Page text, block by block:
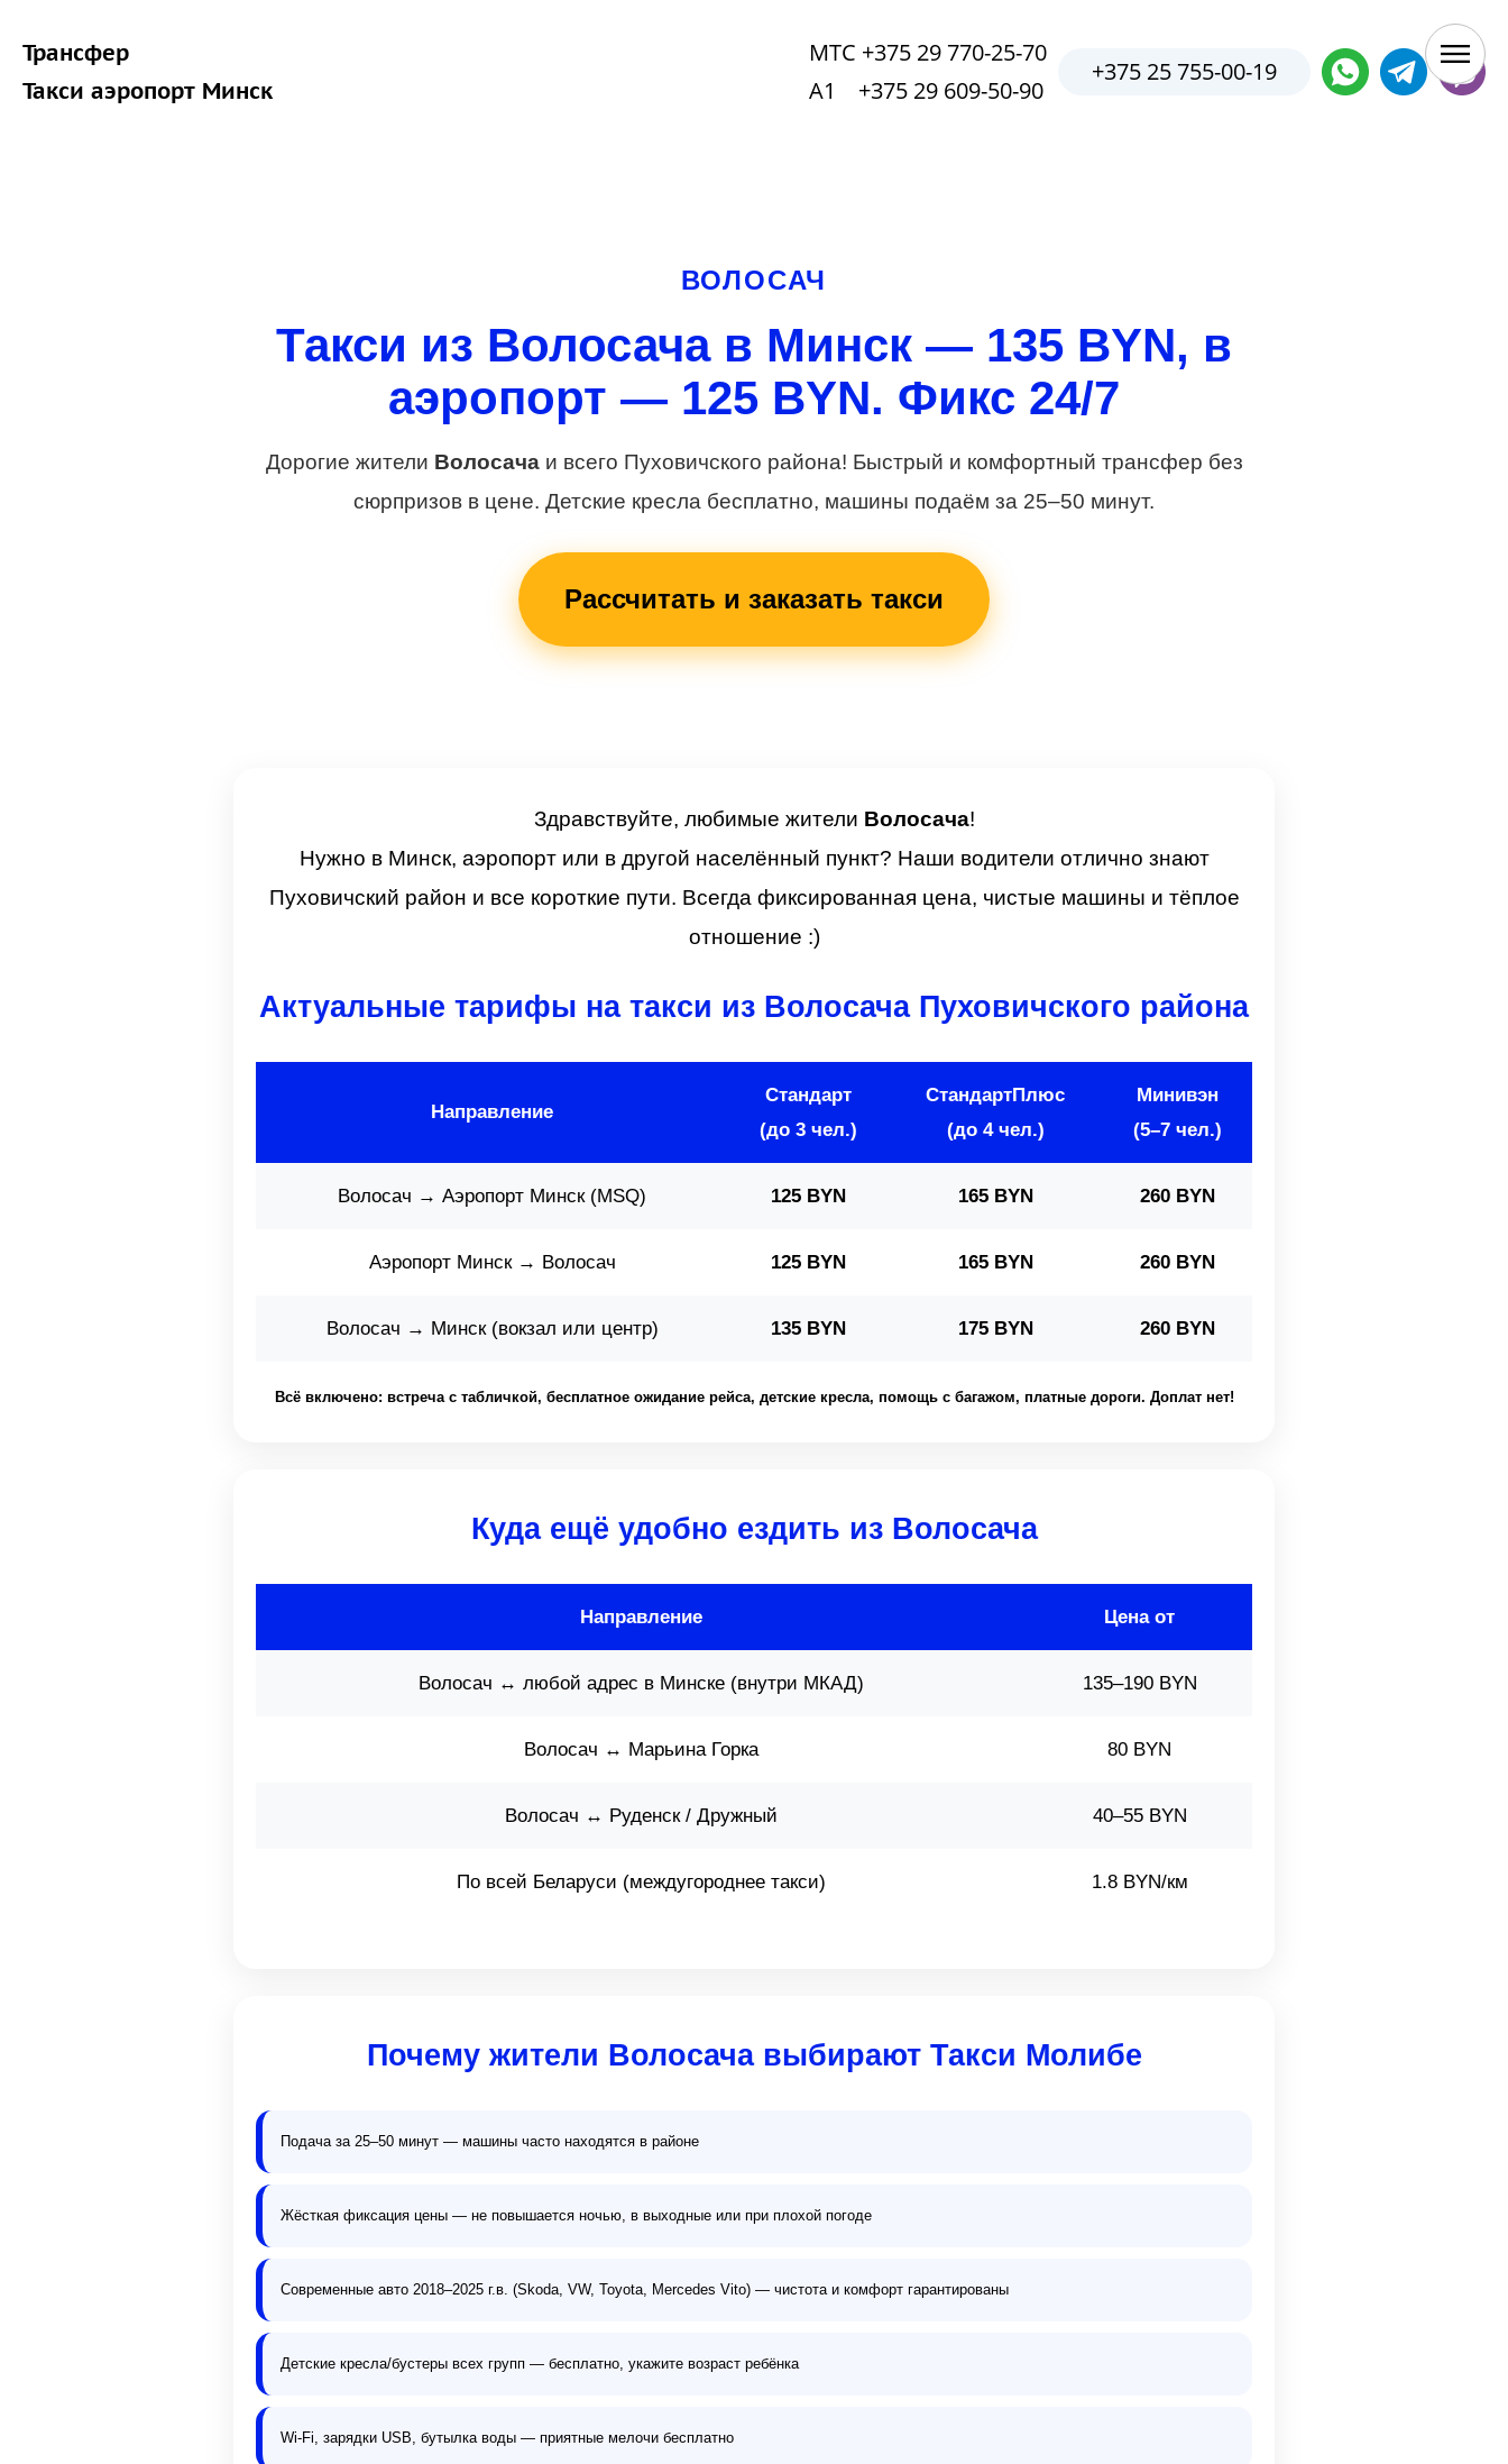
Трансфер
Такси аэропорт Минск
+375 25 755-00-19
МТС +375 29 770-25-70
А1 +375 29 609-50-90
ВОЛОСАЧ
Такси из Волосача в Минск — 135 BYN, в
аэропорт — 125 BYN. Фикс 24/7
Дорогие жители Волосачаи всего Пуховичского района! Быстрый и комфортный трансфер без
сюрпризов в цене. Детские кресла бесплатно, машины подаём за 25–50 минут.
Рассчитать и заказать такси
Здравствуйте, любимые жители Волосача!
Нужно в Минск, аэропорт или в другой населённый пункт? Наши водители отлично знают
Пуховичский район и все короткие пути. Всегда фиксированная цена, чистые машины и тёплое
отношение :)
Актуальные тарифы на такси из Волосача Пуховичского района
Направление
Стандарт
(до 3 чел.)
СтандартПлюс
(до 4 чел.)
Минивэн
(5–7 чел.)
Волосач → Аэропорт Минск (MSQ) 125 BYN 165 BYN 260 BYN
Аэропорт Минск → Волосач 125 BYN 165 BYN 260 BYN
Волосач → Минск (вокзал или центр) 135 BYN 175 BYN 260 BYN
Всё включено: встреча с табличкой, бесплатное ожидание рейса, детские кресла, помощь с багажом, платные дороги. Доплат нет!
Куда ещё удобно ездить из Волосача
Направление Цена от
Волосач ↔ любой адрес в Минске (внутри МКАД) 135–190 BYN
Волосач ↔ Марьина Горка 80 BYN
Волосач ↔ Руденск / Дружный 40–55 BYN
По всей Беларуси (междугороднее такси) 1.8 BYN/км
Почему жители Волосача выбирают Такси Молибе
Подача за 25–50 минут — машины часто находятся в районе
Жёсткая фиксация цены — не повышается ночью, в выходные или при плохой погоде
Современные авто 2018–2025 г.в. (Skoda, VW, Toyota, Mercedes Vito) — чистота и комфорт гарантированы
Детские кресла/бустеры всех групп — бесплатно, укажите возраст ребёнка
Wi-Fi, зарядки USB, бутылка воды — приятные мелочи бесплатно